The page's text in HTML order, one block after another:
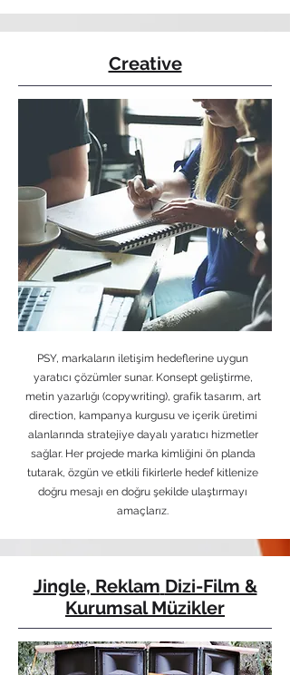
Creative
PSY, markaların iletişim hedeflerine uygun
yaratıcı çözümler sunar. Konsept geliştirme,
metin yazarlığı (copywriting), grafik tasarım, art
direction, kampanya kurgusu ve içerik üretimi
alanlarında stratejiye dayalı yaratıcı hizmetler
sağlar. Her projede marka kimliğini ön planda
tutarak, özgün ve etkili fikirlerle hedef kitlenize
doğru mesajı en doğru şekilde ulaştırmayı
amaçlarız.
Jingle, Reklam Dizi-Film &
Kurumsal Müzikler